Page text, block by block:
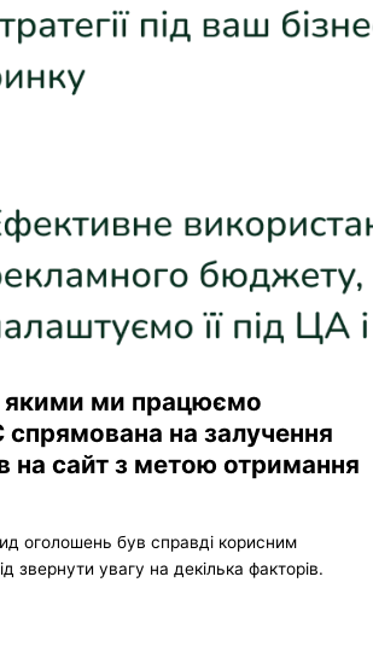
якими ми працюємо
спрямована на залучення
на сайт з метою отримання
оголошень був справді корисним
звернути увагу на декілька факторів.